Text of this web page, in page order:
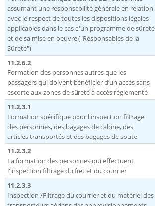
assumant une responsabilité générale en relation
avec le respect de toutes les dispositions légales
applicables dans le cas d'un programme de sûreté
et de sa mise en oeuvre ("Responsables de la
Sûreté")
11.2.6.2
Formation des personnes autres que les
passagers qui doivent bénéficier d’un accès sans
escorte aux zones de sûreté à accès réglementé
11.2.3.1
Formation spécifique pour l'inspection filtrage
des personnes, des bagages de cabine, des
articles transportés et des bagages de soute
11.2.3.2
La formation des personnes qui effectuent
l'inspection filtrage du fret et du courrier
11.2.3.3
Inspection /Filtrage du courrier et du matériel des